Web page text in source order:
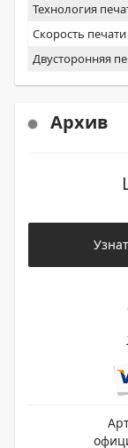
Технология
Скорость
Двусторонняя
Архив